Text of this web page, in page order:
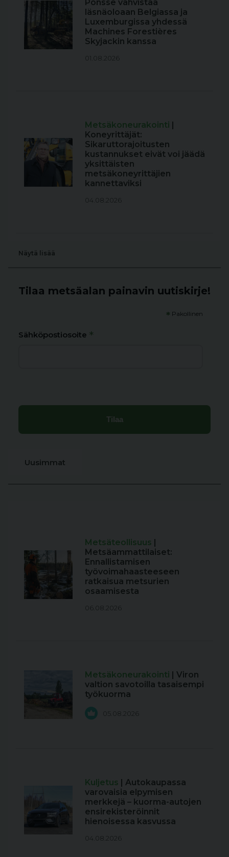
Ponsse vahvistaa
läsnäoloaan Belgiassa ja
Luxemburgissa yhdessä
Machines Forestières
Skyjackin kanssa
01.08.2026
Metsäkoneurakointi |
Koneyrittäjät:
Sikaruttorajoitusten
kustannukset eivät voi jäädä
yksittäisten
metsäkoneyrittäjien
kannettaviksi
04.08.2026
Näytä lisää
Tilaa metsäalan painavin uutiskirje!
* Pakollinen
Sähköpostiosoite *
Uusimmat
Metsäteollisuus
Metsäammattilaiset:
Ennallistamisen
työvoimahaasteeseen
ratkaisua metsurien
osaamisesta
06.08.2026
Metsäkoneurakointi
| Viron
valtion savotoilla tasaisempi
työkuorma
05.08.2026
Kuljetus
| Autokaupassa
varovaisia elpymisen
merkkejä – kuorma-autojen
ensirekisteröinnit
hienoisessa kasvussa
04.08.2026